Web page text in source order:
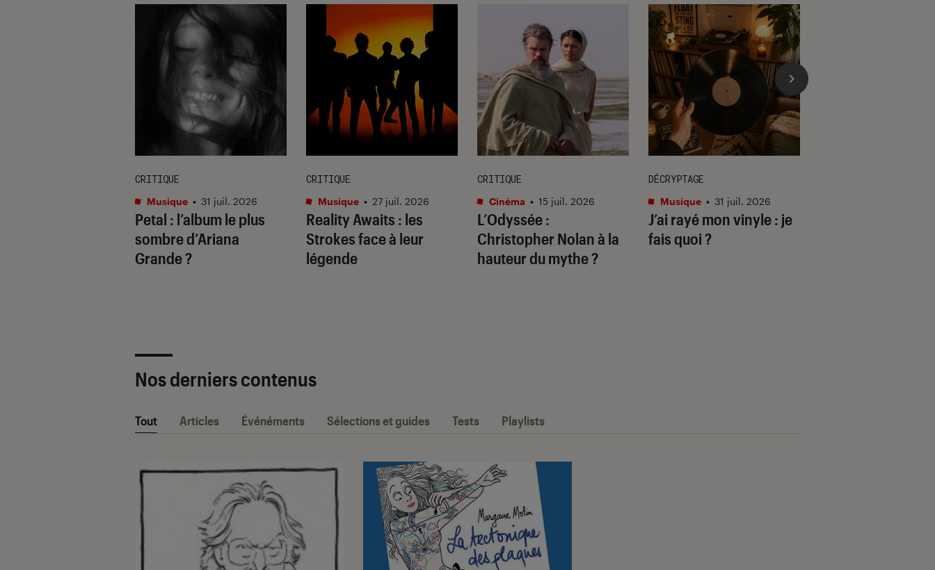
Petal : l’album le plus
sombre d’Ariana
Grande ?
CRITIQUE
Musique • 31 juil. 2026
Reality Awaits : les
Strokes face à leur
légende
CRITIQUE
Musique • 27 juil. 2026
L’Odyssée:
Christopher Nolan à la
hauteur du mythe ?
CRITIQUE
Cinéma • 15 juil. 2026
J’ai rayé mon vinyle : je
fais quoi ?
DÉCRYPTAGE
Musique • 31 juil. 2026
Nos derniers contenus
Tout Articles Événéments Sélections et guides Tests Playlists